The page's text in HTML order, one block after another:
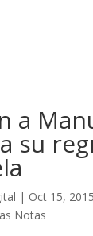
a
su
| Oct 15, 2015
Notas